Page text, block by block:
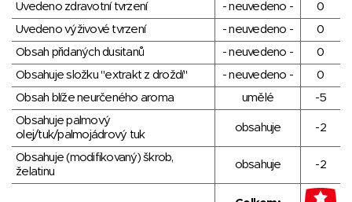
Uvedeno zdravotní tvrzení
- neuvedeno -
0
Uvedeno výživové tvrzení
- neuvedeno -
0
Obsah přidaných dusitanů
- neuvedeno -
0
Obsahuje složku "extrakt z droždí"
- neuvedeno -
0
Obsah blíže neurčeného aroma
umělé
-5
Obsahuje palmový
olej/tuk/palmojádrový tuk
obsahuje -2
Obsahuje (modifikovaný) škrob,
želatinu
obsahuje -2